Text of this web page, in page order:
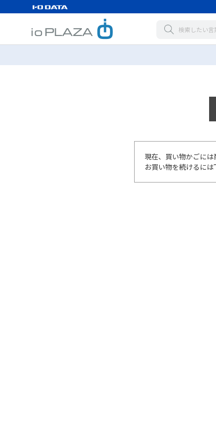
現在、買い物かごには
お買い物を続けるには